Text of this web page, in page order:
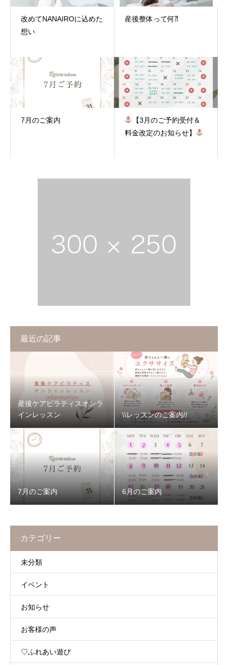
改めてNANAIROに込めた
想い
産後整体って何⁈
7月のご案内
【3月のご予約受付＆
料金改定のお知らせ】
最近の記事
産後ケアピラティスオンラ
インレッスン
\\レッスンのご案内//
7月のご案内 6月のご案内
カテゴリー
未分類
イベント
お知らせ
お客様の声
♡ふれあい遊び